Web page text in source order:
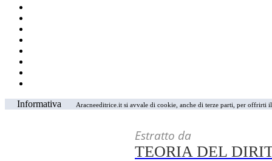
Informativa Aracneeditrice.it si avvale di cookie, anche di terze parti, per
Estratto da
TEORIA DEL